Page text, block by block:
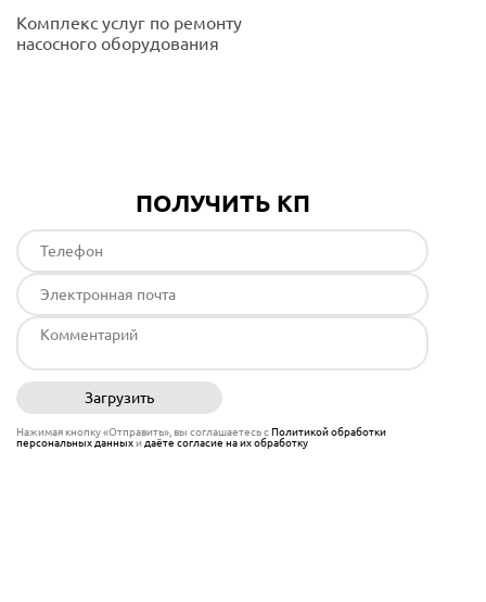
Комплекс услуг по ремонту
насосного оборудования
ПОЛУЧИТЬ КП
Загрузить
Нажимая кнопку «Отправить», вы соглашаетесь сПолитикой обработки
персональных данныхи даёте согласие на их обработку